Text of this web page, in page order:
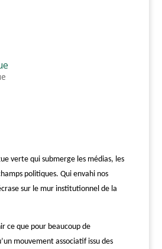
verte qui submerge les médias, les
politiques. Qui envahi nos
sur le mur institutionnel de la
ce que pour beaucoup de
mouvement associatif issu des